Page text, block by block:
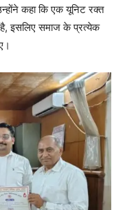
कहा कि एक यूनिट रक्त
इसलिए समाज के प्रत्येक